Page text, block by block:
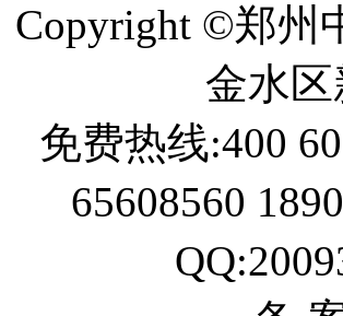
Copyright ©郑州
金水
免费热线:400
65608560